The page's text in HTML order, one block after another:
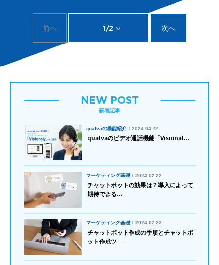
前へ 1/2 次へ
NEW POST
新着記事
qualvaの機能紹介 2024.04.22
qualvaのビデオ通話機能「Visional...
マーケティング基礎 2024.02.22
チャットボットの効果は？導入によって
期待できる...
マーケティング基礎 2024.02.22
チャットボット作成の手順とチャットボ
ット作成ツ...